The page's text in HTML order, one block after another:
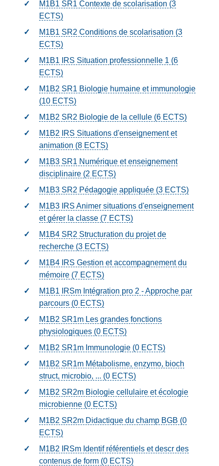
M1B1 SR1 Contexte de scolarisation (3
ECTS)
M1B1 SR2 Conditions de scolarisation (3
ECTS)
M1B1 IRS Situation professionnelle 1 (6
ECTS)
M1B2 SR1 Biologie humaine et immunologie
(10 ECTS)
M1B2 SR2 Biologie de la cellule (6 ECTS)
M1B2 IRS Situations d'enseignement et
animation (8 ECTS)
M1B3 SR1 Numérique et enseignement
disciplinaire (2 ECTS)
M1B3 SR2 Pédagogie appliquée (3 ECTS)
M1B3 IRS Animer situations d'enseignement
et gérer la classe (7 ECTS)
M1B4 SR2 Structuration du projet de
recherche (3 ECTS)
M1B4 IRS Gestion et accompagnement du
mémoire (7 ECTS)
M1B1 IRSm Intégration pro 2 - Approche par
parcours (0 ECTS)
M1B2 SR1m Les grandes fonctions
physiologiques (0 ECTS)
M1B2 SR1m Immunologie (0 ECTS)
M1B2 SR1m Métabolisme, enzymo, bioch
struct, microbio, ... (0 ECTS)
M1B2 SR2m Biologie cellulaire et écologie
microbienne (0 ECTS)
M1B2 SR2m Didactique du champ BGB (0
ECTS)
M1B2 IRSm Identif référentiels et descr des
contenus de form (0 ECTS)